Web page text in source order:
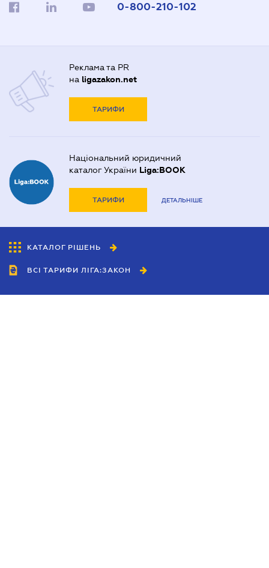
0-800-210-102
Реклама та PR
на ligazakon.net
ТАРИФИ
Національний юридичний
каталог України Liga:BOOK
ТАРИФИ ДЕТАЛЬНІШЕ
КАТАЛОГ РІШЕНЬ
ВСІ ТАРИФИ ЛІГА:ЗАКОН